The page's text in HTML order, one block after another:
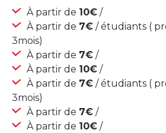
À partir de 10€ /
À partir de 7€ / étudiants (
3mois)
À partir de 7€ /
À partir de 10€ /
À partir de 7€ / étudiants (
3mois)
À partir de 7€ /
À partir de 10€ /